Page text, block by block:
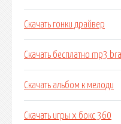
Скачать гонки драйвер
Скачать бесплатно mp3
Скачать альбом к мелоди
Скачать игры х бокс 360